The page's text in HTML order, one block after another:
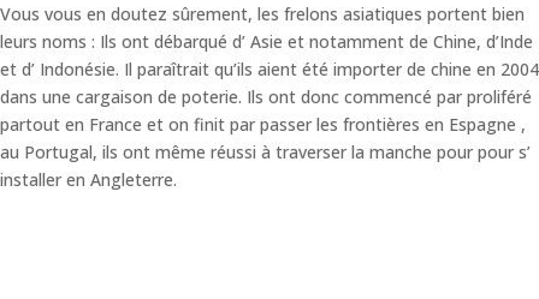
Vous vous en doutez sûrement, les frelons asiatiques portent bien
leurs noms : Ils ont débarqué d’ Asie et notamment de Chine, d’Inde
et d’ Indonésie. Il paraîtrait qu’ils aient été importer de chine en 2004
dans une cargaison de poterie. Ils ont donc commencé par proliféré
partout en France et on finit par passer les frontières en Espagne ,
au Portugal, ils ont même réussi à traverser la manche pour pour s’
installer en Angleterre.